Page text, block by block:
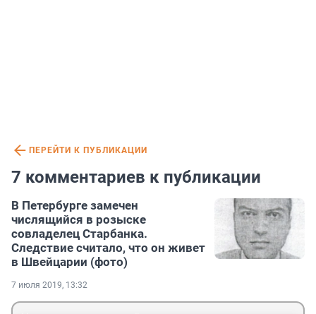
ПЕРЕЙТИ К ПУБЛИКАЦИИ
7 комментариев к публикации
В Петербурге замечен
числящийся в розыске
совладелец Старбанка.
Следствие считало, что он живет
в Швейцарии (фото)
7 июля 2019, 13:32